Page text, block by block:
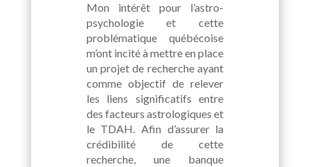
Mon intérêt pour l’astro-
psychologie et cette
problématique québécoise
m’ont incité à mettre en place
un projet de recherche ayant
comme objectif de relever
les liens significatifs entre
des facteurs astrologiques et
le TDAH. Afin d’assurer la
crédibilité de cette
recherche, une banque